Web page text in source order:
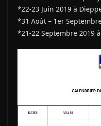
*22-23 Juin 2019 à
*31 Août – 1er
*21-22 Septembre 2019